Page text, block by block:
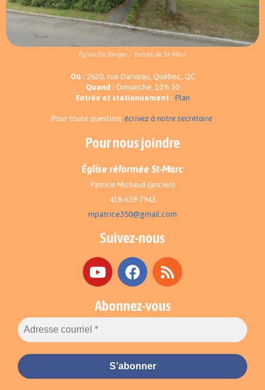
Église Du Berger – Entrée de St-Marc
Où : 2620, rue Darveau, Québec, QC
Quand : Dimanche, 10 h 30
Entrée et stationnement : Plan
Pour toute question, écrivez à notre secrétaire
Pour nous joindre
Église réformée St-Marc
Patrice Michaud (ancien)
418-659-7943
mpatrice350@gmail.com
Suivez-nous
Abonnez-vous